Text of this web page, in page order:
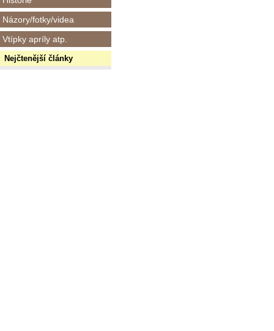
Názory/fotky/videa
Vtípky apríly atp.
Nejčtenější články